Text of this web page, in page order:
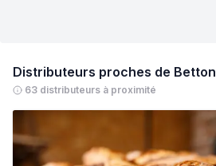
Distributeurs proches de Betton
63 distributeurs à proximité